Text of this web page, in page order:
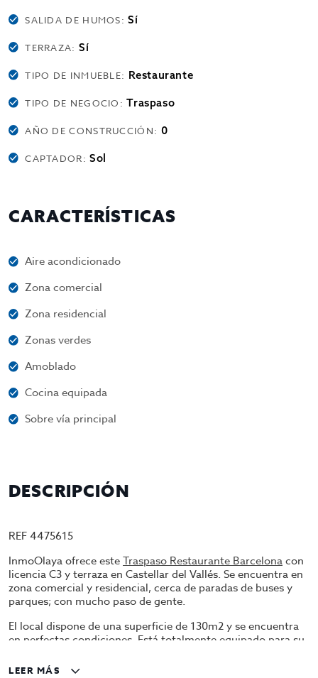
SALIDA DE HUMOS:Sí
TERRAZA: Sí
TIPO DE INMUEBLE: Restaurante
TIPO DE NEGOCIO:Traspaso
AÑO DE CONSTRUCCIÓN: 0
CAPTADOR:Sol
CARACTERÍSTICAS
Aire acondicionado
Zona comercial
Zona residencial
Zonas verdes
Amoblado
Cocina equipada
Sobre vía principal
DESCRIPCIÓN
REF 4475615
InmoOlaya ofrece esteTraspaso Restaurante Barcelonacon
licencia C3 y terraza en Castellar del Vallés. Se encuentra en
zona comercial y residencial, cerca de paradas de buses y
parques; con mucho paso de gente.
El local dispone de una superficie de 130m2 y se encuentra
en perfectas condiciones. Está totalmente equipado para su
botelleros horizontales de tres y cuatro puertas, nevera
LEER MÁS